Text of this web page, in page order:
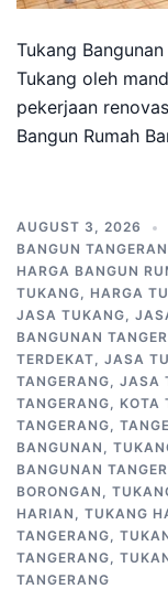
Tukang
Tukang oleh
pekerjaan
Bangun Rumah
AUGUST 3, 2026
BANGUN
HARGA BANGUN
TUKANG, HARGA
JASA TUKANG,
BANGUNAN
TERDEKAT, JASA
TANGERANG, JASA
TANGERANG, KOTA
TANGERANG,
BANGUNAN ,
BANGUNAN
BORONGAN ,
HARIAN , TUKANG
TANGERANG,
TANGERANG,
TANGERANG